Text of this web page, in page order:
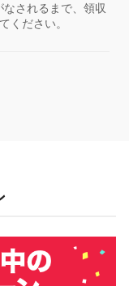
されるまで、領収
ください。